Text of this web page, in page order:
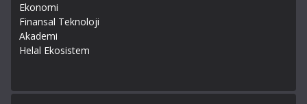
Ekonomi
Finansal Teknoloji
Akademi
Helal Ekosistem